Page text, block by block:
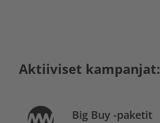
Aktiiviset kampanjat:
Big Buy -paketit